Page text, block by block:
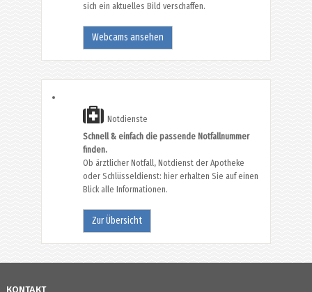
sich ein aktuelles Bild verschaffen.
Webcams ansehen
Notdienste
Schnell & einfach die passende Notfallnummer
finden.
Ob ärztlicher Notfall, Notdienst der Apotheke
oder Schlüsseldienst: hier erhalten Sie auf einen
Blick alle Informationen.
Zur Übersicht